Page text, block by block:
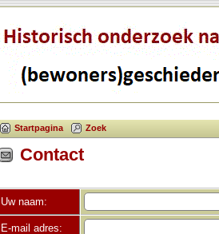
Startpagina Zoek
Contact
Uw naam:
E-mail adres: